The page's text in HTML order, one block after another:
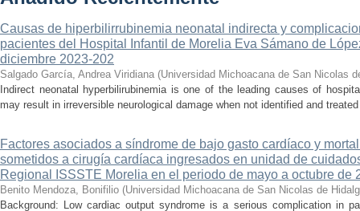
Causas de hiperbilirrubinemia neonatal indirecta y
pacientes del Hospital Infantil de Morelia Eva Sámano de
diciembre 2023-202
Salgado García, Andrea Viridiana (Universidad Michoacana de San Nicolas
Indirect neonatal hyperbilirubinemia is one of the leading causes of
may result in irreversible neurological damage when not identified and
Factores asociados a síndrome de bajo gasto cardíaco y
sometidos a cirugía cardíaca ingresados en unidad de
Regional ISSSTE Morelia en el periodo de mayo a octubre de
Benito Mendoza, Bonifilio (Universidad Michoacana de San Nicolas de
Background: Low cardiac output syndrome is a serious complication in